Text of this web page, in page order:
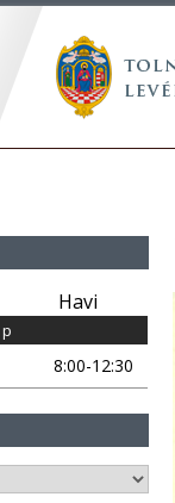
Havi
8:00-12:30